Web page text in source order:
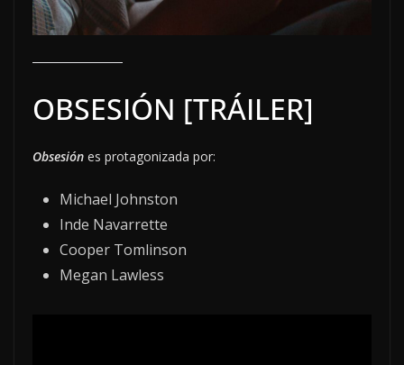
OBSESIÓN [TRÁILER]
Obsesión es protagonizada por:
Michael Johnston
Inde Navarrette
Cooper Tomlinson
Megan Lawless